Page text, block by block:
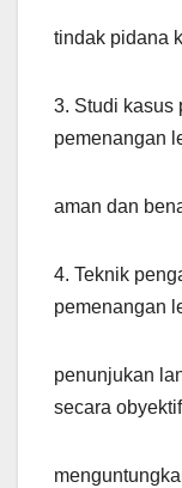
tindak pidana
3. Studi kasus
pemenangan
aman dan
4. Teknik
pemenangan
penunjukan
secara